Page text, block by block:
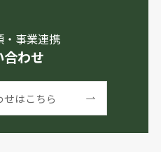
・事業連携
合わせ
せはこちら